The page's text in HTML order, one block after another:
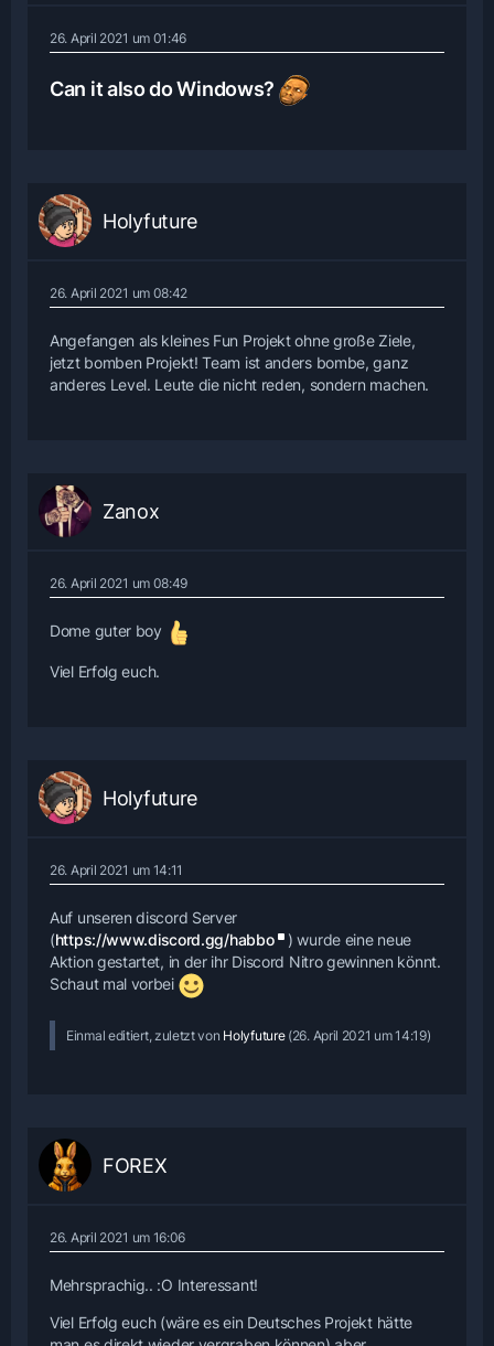
26. April 2021 um 01:46
Can it also do Windows?
Holyfuture
26. April 2021 um 08:42
Angefangen als kleines Fun Projekt ohne große Ziele,
jetzt bomben Projekt! Team ist anders bombe, ganz
anderes Level. Leute die nicht reden, sondern machen.
Zanox
26. April 2021 um 08:49
Dome guter boy
Viel Erfolg euch.
Holyfuture
26. April 2021 um 14:11
Auf unseren discord Server
(https://www.discord.gg/habbo
) wurde eine neue
Aktion gestartet, in der ihr Discord Nitro gewinnen könnt.
Schaut mal vorbei
Einmal editiert, zuletzt von Holyfuture(26. April 2021 um 14:19)
FOREX
26. April 2021 um 16:06
Mehrsprachig.. :O Interessant!
Viel Erfolg euch (wäre es ein Deutsches Projekt hätte